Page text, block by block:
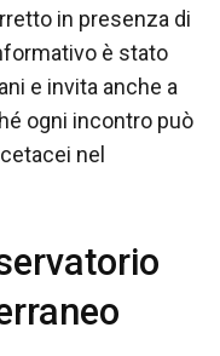
in presenza di
è stato
e invita anche a
ogni incontro può
nel